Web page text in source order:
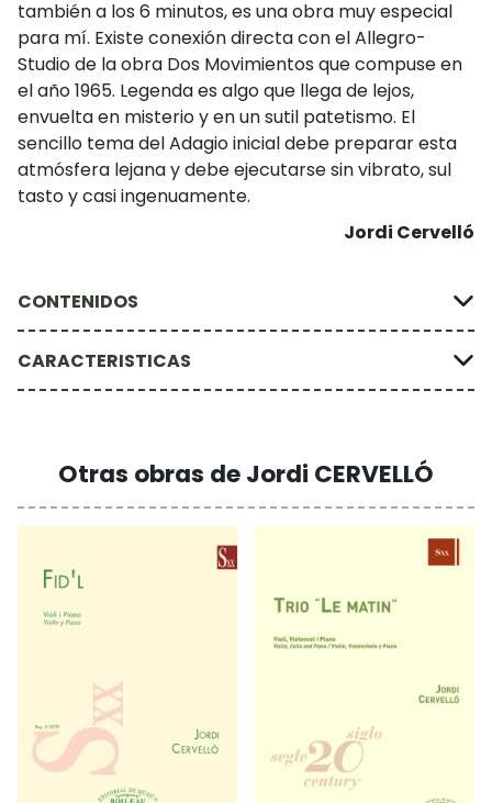
también a los 6 minutos, es una obra muy especial
para mí. Existe conexión directa con el Allegro-
Studio de la obra Dos Movimientos que compuse en
el año 1965. Legenda es algo que llega de lejos,
envuelta en misterio y en un sutil patetismo. El
sencillo tema del Adagio inicial debe preparar esta
atmósfera lejana y debe ejecutarse sin vibrato, sul
tasto y casi ingenuamente.
Jordi Cervelló
CONTENIDOS
CARACTERISTICAS
Otras obras de Jordi CERVELLÓ